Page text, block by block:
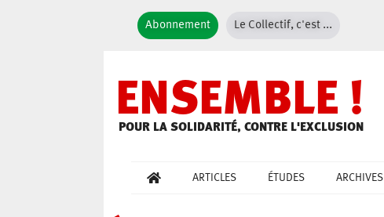
Abonnement Le Collectif, c'est ...
ENSEMBLE !
POUR LA SOLIDARITÉ, CONTRE L'EXCLUSION
ARTICLES ÉTUDES ARCHIVES